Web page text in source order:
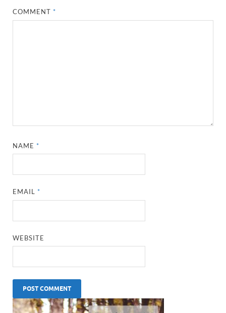
COMMENT*
NAME*
EMAIL*
WEBSITE